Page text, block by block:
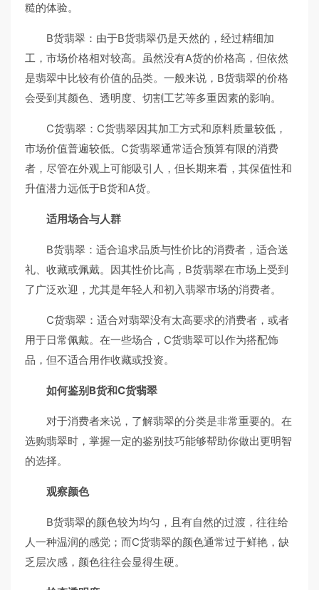
糙的体验。
B货翡翠：由于B货翡翠仍是天然的，经过精细加
工，市场价格相对较高。虽然没有A货的价格高，但依然
是翡翠中比较有价值的品类。一般来说，B货翡翠的价格
会受到其颜色、透明度、切割工艺等多重因素的影响。
C货翡翠：C货翡翠因其加工方式和原料质量较低，
市场价值普遍较低。C货翡翠通常适合预算有限的消费
者，尽管在外观上可能吸引人，但长期来看，其保值性和
升值潜力远低于B货和A货。
适用场合与人群
B货翡翠：适合追求品质与性价比的消费者，适合送
礼、收藏或佩戴。因其性价比高，B货翡翠在市场上受到
了广泛欢迎，尤其是年轻人和初入翡翠市场的消费者。
C货翡翠：适合对翡翠没有太高要求的消费者，或者
用于日常佩戴。在一些场合，C货翡翠可以作为搭配饰
品，但不适合用作收藏或投资。
如何鉴别B货和C货翡翠
对于消费者来说，了解翡翠的分类是非常重要的。在
选购翡翠时，掌握一定的鉴别技巧能够帮助你做出更明智
的选择。
观察颜色
B货翡翠的颜色较为均匀，且有自然的过渡，往往给
人一种温润的感觉；而C货翡翠的颜色通常过于鲜艳，缺
乏层次感，颜色往往会显得生硬。